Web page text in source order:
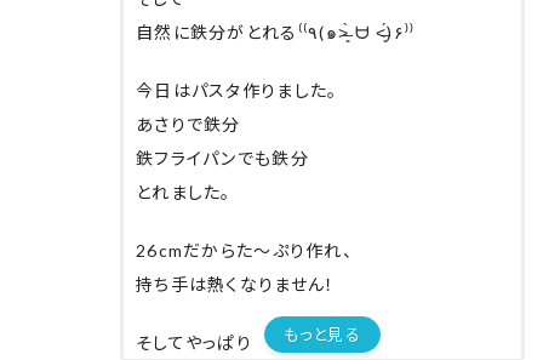
自然に鉄分がとれる⁽⁽٩(๑˃̶͈̀ ᗨ ˂̶͈́)۶⁾⁾
今日はパスタ作りました。
あさりで鉄分
鉄フライパンでも鉄分
とれました。
26cmだからた〜ぷり作れ、
持ち手は熱くなりません！
そしてやっぱり
もっと見る